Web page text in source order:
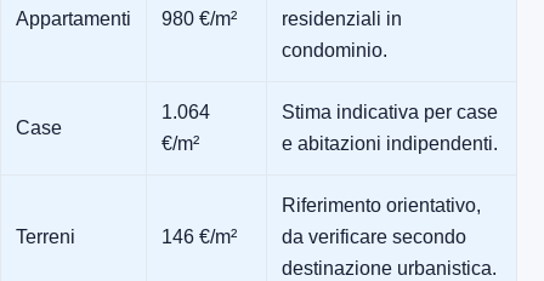
Appartamenti 980 €/m²
residenziali in
condominio.
Case
1.064
€/m²
Stima indicativa per case
e abitazioni indipendenti.
Terreni 146 €/m²
Riferimento orientativo,
da verificare secondo
destinazione urbanistica.